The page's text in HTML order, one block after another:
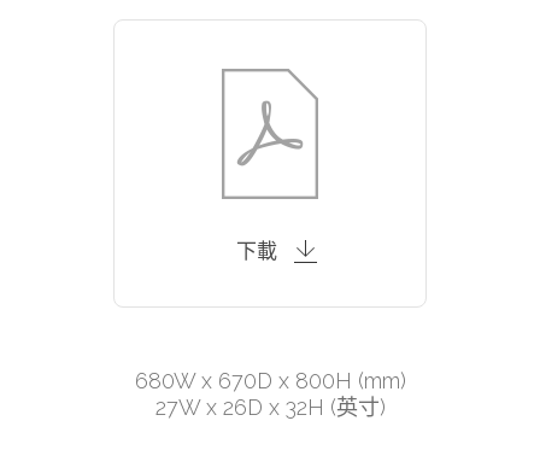
下載
680W x 670D x 800H (mm)
27W x 26D x 32H (英寸)